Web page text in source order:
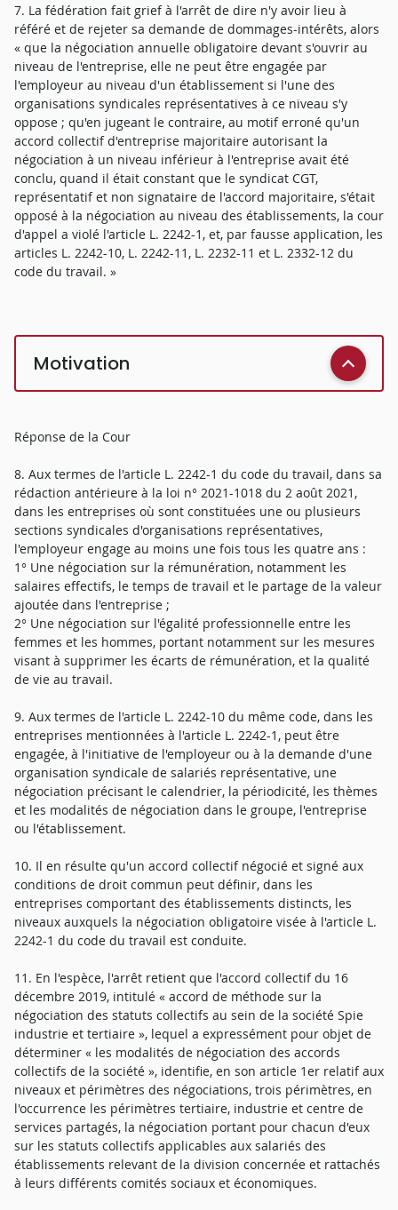
7. La fédération fait grief à l'arrêt de dire n'y avoir lieu à
référé et de rejeter sa demande de dommages-intérêts, alors
« que la négociation annuelle obligatoire devant s'ouvrir au
niveau de l'entreprise, elle ne peut être engagée par
l'employeur au niveau d'un établissement si l'une des
organisations syndicales représentatives à ce niveau s'y
oppose ; qu'en jugeant le contraire, au motif erroné qu'un
accord collectif d'entreprise majoritaire autorisant la
négociation à un niveau inférieur à l'entreprise avait été
conclu, quand il était constant que le syndicat CGT,
représentatif et non signataire de l'accord majoritaire, s'était
opposé à la négociation au niveau des établissements, la cour
d'appel a violé l'article L. 2242-1, et, par fausse application, les
articles L. 2242-10, L. 2242-11, L. 2232-11 et L. 2332-12 du
code du travail. »
Motivation
Réponse de la Cour
8. Aux termes de l'article L. 2242-1 du code du travail, dans sa
rédaction antérieure à la loi n° 2021-1018 du 2 août 2021,
dans les entreprises où sont constituées une ou plusieurs
sections syndicales d'organisations représentatives,
l'employeur engage au moins une fois tous les quatre ans :
1° Une négociation sur la rémunération, notamment les
salaires effectifs, le temps de travail et le partage de la valeur
ajoutée dans l'entreprise ;
2° Une négociation sur l'égalité professionnelle entre les
femmes et les hommes, portant notamment sur les mesures
visant à supprimer les écarts de rémunération, et la qualité
de vie au travail.
9. Aux termes de l'article L. 2242-10 du même code, dans les
entreprises mentionnées à l'article L. 2242-1, peut être
engagée, à l'initiative de l'employeur ou à la demande d'une
organisation syndicale de salariés représentative, une
négociation précisant le calendrier, la périodicité, les thèmes
et les modalités de négociation dans le groupe, l'entreprise
ou l'établissement.
10. Il en résulte qu'un accord collectif négocié et signé aux
conditions de droit commun peut définir, dans les
entreprises comportant des établissements distincts, les
niveaux auxquels la négociation obligatoire visée à l'article L.
2242-1 du code du travail est conduite.
11. En l'espèce, l'arrêt retient que l'accord collectif du 16
décembre 2019, intitulé « accord de méthode sur la
négociation des statuts collectifs au sein de la société Spie
industrie et tertiaire », lequel a expressément pour objet de
déterminer « les modalités de négociation des accords
collectifs de la société », identifie, en son article 1er relatif aux
niveaux et périmètres des négociations, trois périmètres, en
l'occurrence les périmètres tertiaire, industrie et centre de
services partagés, la négociation portant pour chacun d'eux
sur les statuts collectifs applicables aux salariés des
établissements relevant de la division concernée et rattachés
à leurs différents comités sociaux et économiques.